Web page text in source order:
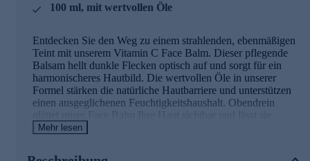
100 ml, mit wertvollen Öle
Entdecken Sie den Weg zu einem strahlenden, ebenmäßigen
Teint mit unserem Vitamin C Face Balm. Dieser pflegende
Balsam hellt dunkle Flecken optisch auf und sorgt für ein
harmonischeres Hautbild. Die wertvollen Öle in unserer
Formel stärken die natürliche Hautbarriere und unterstützen
einen ausgeglichenen Feuchtigkeitshaushalt. Obendrein
glättet unser Face Balm Ihre Haut sichtbar und lässt sie
samtweich erscheinen. Schenken Sie Ihrer Haut die Pflege,
Mehr lesen